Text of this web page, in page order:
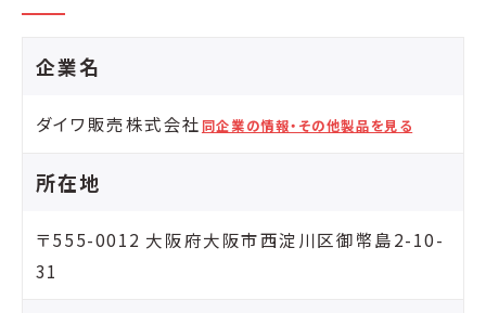
企業名
ダイワ販売株式会社 同企業の情報・その他製品を見る
所在地
〒555-0012 大阪府大阪市西淀川区御幣島2-10-
31